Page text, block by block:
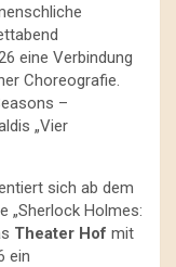
eine Verbindung
Choreografie.
–
„Vier
sich ab dem
„Sherlock Holmes:
Theater Hof mit
ein